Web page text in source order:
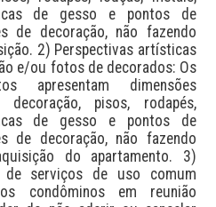
de gesso e pontos de
de decoração, não fazendo
2) Perspectivas artísticas
e/ou fotos de decorados: Os
apresentam dimensões
pisos, rodapés,
de gesso e pontos de
de decoração, não fazendo
do apartamento. 3)
de serviços de uso comum
condôminos em reunião